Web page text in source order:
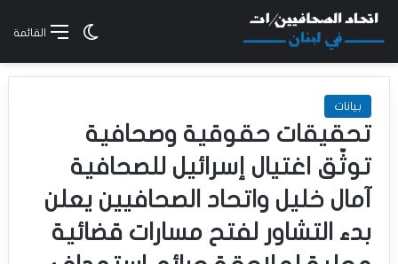
القائمةالوضع
بيانات
تحقيقات حقوقية وصحافية
توثّق اغتيال إسرائيل للصحافية
آمال خليل واتحاد الصحافيين يعلن
بدء التشاور لفتح مسارات قضائية